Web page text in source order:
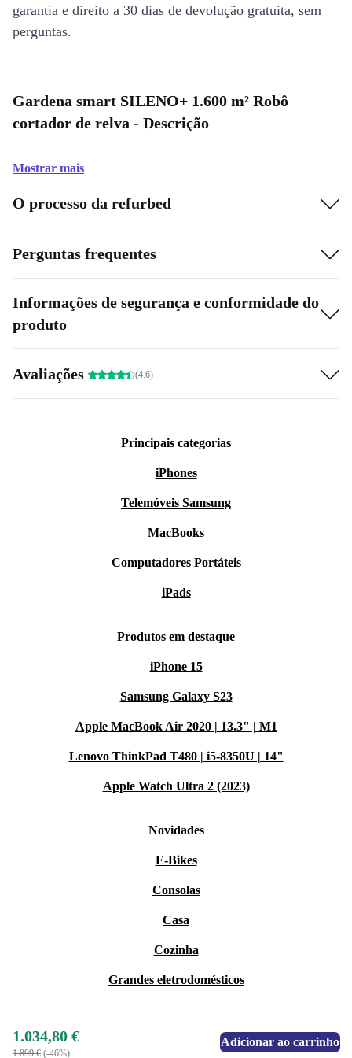
garantia e direito a 30 dias de devolução gratuita, sem
perguntas.
Gardena smart SILENO+ 1.600 m² Robô
cortador de relva - Descrição
Mostrar mais
O processo da refurbed
Perguntas frequentes
Informações de segurança e conformidade do
produto
Avaliações (4.6)
Principais categorias
iPhones
Telemóveis Samsung
MacBooks
Computadores Portáteis
iPads
Produtos em destaque
iPhone 15
Samsung Galaxy S23
Apple MacBook Air 2020 | 13.3" | M1
Lenovo ThinkPad T480 | i5-8350U | 14"
Apple Watch Ultra 2 (2023)
Novidades
E-Bikes
Consolas
Casa
Cozinha
Grandes eletrodomésticos
1.034,80 €
1.899 € (-46%)
Adicionar ao carrinho